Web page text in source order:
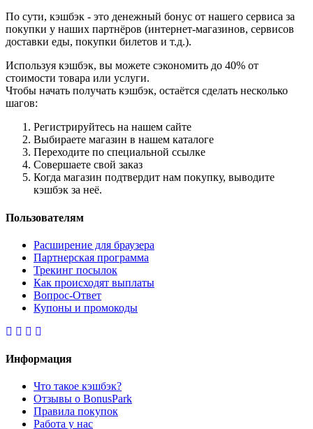
По сути, кэшбэк - это денежный бонус от нашего сервиса за
покупки у наших партнёров (интернет-магазинов, сервисов
доставки еды, покупки билетов и т.д.).
Используя кэшбэк, вы можете сэкономить до 40% от
стоимости товара или услуги.
Чтобы начать получать кэшбэк, остаётся сделать несколько
шагов:
Регистрируйтесь на нашем сайте
Выбираете магазин в нашем каталоге
Переходите по специальной ссылке
Совершаете свой заказ
Когда магазин подтвердит нам покупку, выводите
кэшбэк за неё.
Пользователям
Расширение для браузера
Партнерская программа
Трекинг посылок
Как происходят выплаты
Вопрос-Ответ
Купоны и промокоды
Информация
Что такое кэшбэк?
Отзывы о BonusPark
Правила покупок
Работа у нас